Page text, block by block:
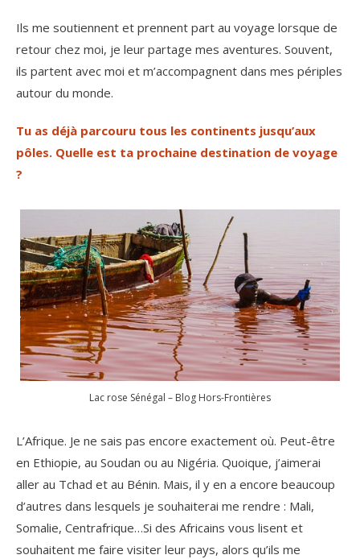
Ils me soutiennent et prennent part au voyage lorsque de
retour chez moi, je leur partage mes aventures. Souvent,
ils partent avec moi et m’accompagnent dans mes périples
autour du monde.
Tu as déjà parcouru tous les continents jusqu’aux
pôles. Quelle est ta prochaine destination de voyage
?
Lac rose Sénégal – Blog Hors-Frontières
L’Afrique. Je ne sais pas encore exactement où. Peut-être
en Ethiopie, au Soudan ou au Nigéria. Quoique, j’aimerai
aller au Tchad et au Bénin. Mais, il y en a encore beaucoup
d’autres dans lesquels je souhaiterai me rendre : Mali,
Somalie, Centrafrique…Si des Africains vous lisent et
souhaitent me faire visiter leur pays, alors qu’ils me